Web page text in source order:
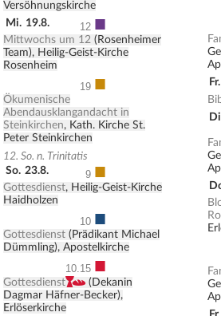
Versöhnungskirche
Mi. 19.8. 12 ■
Mittwochs um 12 (Rosenheimer
Team), Heilig-Geist-Kirche
Rosenheim
19 ■
Ökumenische
Abendausklangandacht in
Steinkirchen, Kath. Kirche St.
Peter Steinkirchen
12. So. n. Trinitatis
So. 23.8. 9 ■
Gottesdienst, Heilig-Geist-Kirche
Haidholzen
10 ■
Gottesdienst (Prädikant Michael
Dümmling), Apostelkirche
10.15 ■
Gottesdienst, (Dekanin
Dagmar Häfner-Becker),
Erlöserkirche
Fr.